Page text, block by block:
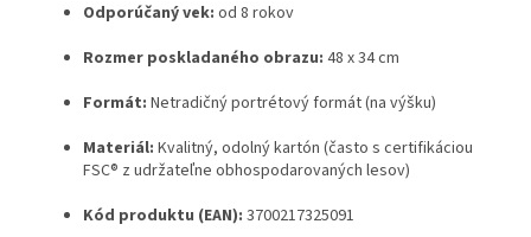
Odporúčaný vek: od 8 rokov
Rozmer poskladaného obrazu: 48 x 34 cm
Formát: Netradičný portrétový formát (na výšku)
Materiál: Kvalitný, odolný kartón (často s certifikáciou
FSC® z udržateľne obhospodarovaných lesov)
Kód produktu (EAN): 3700217325091